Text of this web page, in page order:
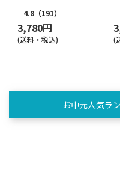
4.8 （191）
3,780円
(送料・税込) (
お中元人気ラ